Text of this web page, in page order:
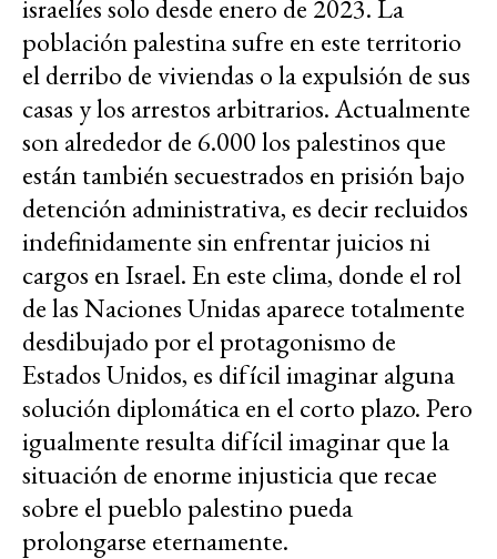
israelíes solo desde enero de 2023. La
población palestina sufre en este territorio
el derribo de viviendas o la expulsión de sus
casas y los arrestos arbitrarios. Actualmente
son alrededor de 6.000 los palestinos que
están también secuestrados en prisión bajo
detención administrativa, es decir recluidos
indefinidamente sin enfrentar juicios ni
cargos en Israel. En este clima, donde el rol
de las Naciones Unidas aparece totalmente
desdibujado por el protagonismo de
Estados Unidos, es difícil imaginar alguna
solución diplomática en el corto plazo. Pero
igualmente resulta difícil imaginar que la
situación de enorme injusticia que recae
sobre el pueblo palestino pueda
prolongarse eternamente.